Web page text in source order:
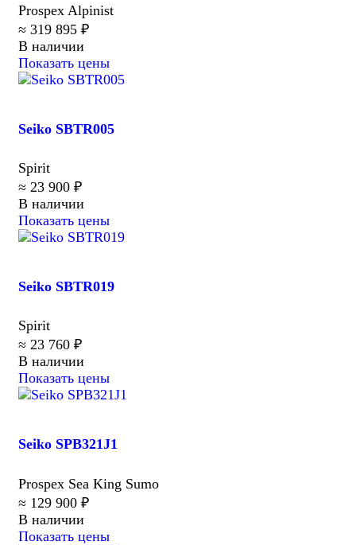
Prospex Alpinist
≈ 319 895 ₽
В наличии
Показать цены
Seiko SBTR005
Spirit
≈ 23 900 ₽
В наличии
Показать цены
Seiko SBTR019
Spirit
≈ 23 760 ₽
В наличии
Показать цены
Seiko SPB321J1
Prospex Sea King Sumo
≈ 129 900 ₽
В наличии
Показать цены